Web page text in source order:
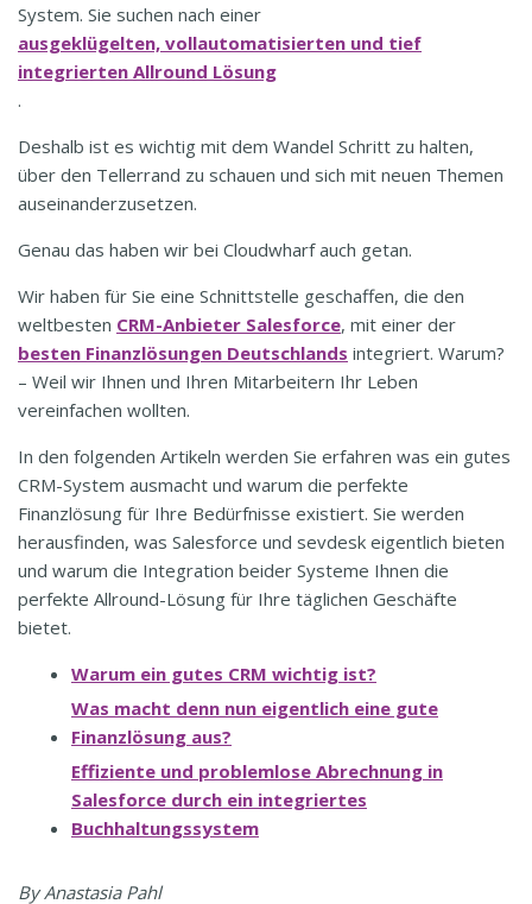
System. Sie suchen nach einer
ausgeklügelten, vollautomatisierten und tief
integrierten Allround Lösung
.
Deshalb ist es wichtig mit dem Wandel Schritt zu halten,
über den Tellerrand zu schauen und sich mit neuen Themen
auseinanderzusetzen.
Genau das haben wir bei Cloudwharf auch getan.
Wir haben für Sie eine Schnittstelle geschaffen, die den
weltbesten CRM-Anbieter Salesforce, mit einer der
besten Finanzlösungen Deutschlands integriert. Warum?
– Weil wir Ihnen und Ihren Mitarbeitern Ihr Leben
vereinfachen wollten.
In den folgenden Artikeln werden Sie erfahren was ein gutes
CRM-System ausmacht und warum die perfekte
Finanzlösung für Ihre Bedürfnisse existiert. Sie werden
herausfinden, was Salesforce und sevdesk eigentlich bieten
und warum die Integration beider Systeme Ihnen die
perfekte Allround-Lösung für Ihre täglichen Geschäfte
bietet.
Warum ein gutes CRM wichtig ist?
Was macht denn nun eigentlich eine gute
Finanzlösung aus?
Effiziente und problemlose Abrechnung in
Salesforce durch ein integriertes
Buchhaltungssystem
By Anastasia Pahl